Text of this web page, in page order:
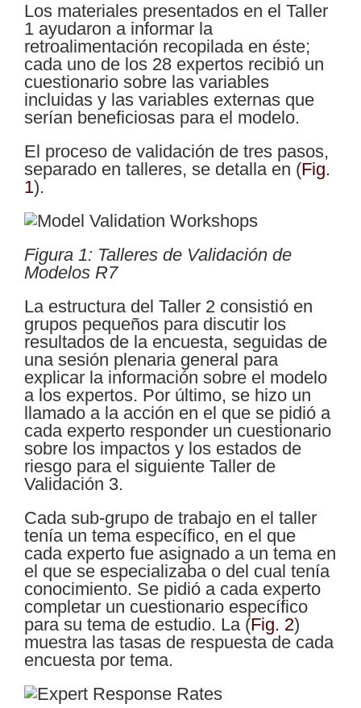
Los materiales presentados en el Taller
1 ayudaron a informar la
retroalimentación recopilada en éste;
cada uno de los 28 expertos recibió un
cuestionario sobre las variables
incluidas y las variables externas que
serían beneficiosas para el modelo.
El proceso de validación de tres pasos,
separado en talleres, se detalla en (Fig.
1).
Figura 1: Talleres de Validación de
Modelos R7
La estructura del Taller 2 consistió en
grupos pequeños para discutir los
resultados de la encuesta, seguidas de
una sesión plenaria general para
explicar la información sobre el modelo
a los expertos. Por último, se hizo un
llamado a la acción en el que se pidió a
cada experto responder un cuestionario
sobre los impactos y los estados de
riesgo para el siguiente Taller de
Validación 3.
Cada sub-grupo de trabajo en el taller
tenía un tema específico, en el que
cada experto fue asignado a un tema en
el que se especializaba o del cual tenía
conocimiento. Se pidió a cada experto
completar un cuestionario específico
para su tema de estudio. La (Fig. 2)
muestra las tasas de respuesta de cada
encuesta por tema.